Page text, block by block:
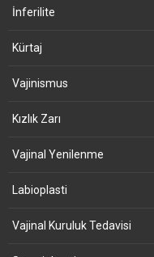
İnferilite
Kürtaj
Vajinismus
Kızlık Zarı
Vajinal Yenilenme
Labioplasti
Vajinal Kuruluk Tedavisi